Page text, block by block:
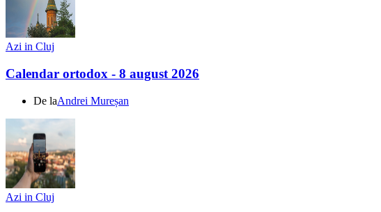
Azi in Cluj
Calendar ortodox - 8 august 2026
De laAndrei Mureșan
Azi in Cluj